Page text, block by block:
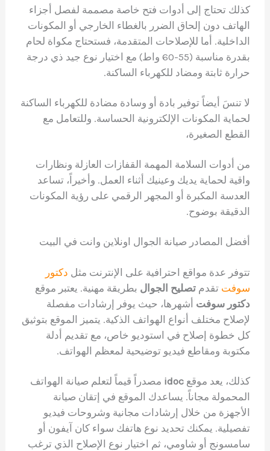
كذلك تحتاج إلى أدوات فتح خاصة مصممة لفصل أجزاء
الهاتف دون إلحاق الضرر بالغطاء الخارجي أو المكونات
الداخلية. أما للإصلاحات المتقدمة، فستحتاج مكواة لحام
بقدرة مناسبة (55-60 واط) مع اختيار نوع جيد ذي درجة
حرارة ثابتة ومضاد للكهرباء الساكنة.
لا تنسَ أيضاً توفير بادة أو وسادة مضادة للكهرباء الساكنة
لحماية المكونات الإلكترونية الحساسة. وللتعامل مع
القطع الصغيرة،
من أدوات السلامة المهمة القفازات العازلة ونظارات
واقية لحماية يديك وعينيك أثناء العمل. وأخيراً، تساعد
العدسة المكبرة أو المجهر الرقمي على رؤية المكونات
الدقيقة بوضوح.
أفضل المصادر صيانة الجوال اونلاين وانت في البيت
تتوفر عدة مواقع احترافية على الإنترنت مثل دكتور
سوفت تقدمتصليح الجوال بطريقة مهنية. يعتبر موقع
دكتور سوفت أشهرها، حيث يوفر إرشادات مفصلة
لإصلاح مختلف أنواع الهواتف الذكية. يتميز الموقع بتوثيق
كل خطوة إصلاح في استوديو خاص، مع تقديم أدلة
مكتوبة ومقاطع فيديو توضيحية لمعظم الهواتف.
كذلك، يعد موقعidoc مصدراً قيماً لتعلم صيانة الهواتف
المحمولة مجاناً. يساعدك الموقع في إتقان صيانة
الأجهزة من خلال إرشادات مجانية وشروحات فيديو
تفصيلية. يمكنك تحديد نوع هاتفك سواء كان آيفون أو
سامسونج أو شاومي، ثم اختيار نوع الإصلاح الذي ترغب